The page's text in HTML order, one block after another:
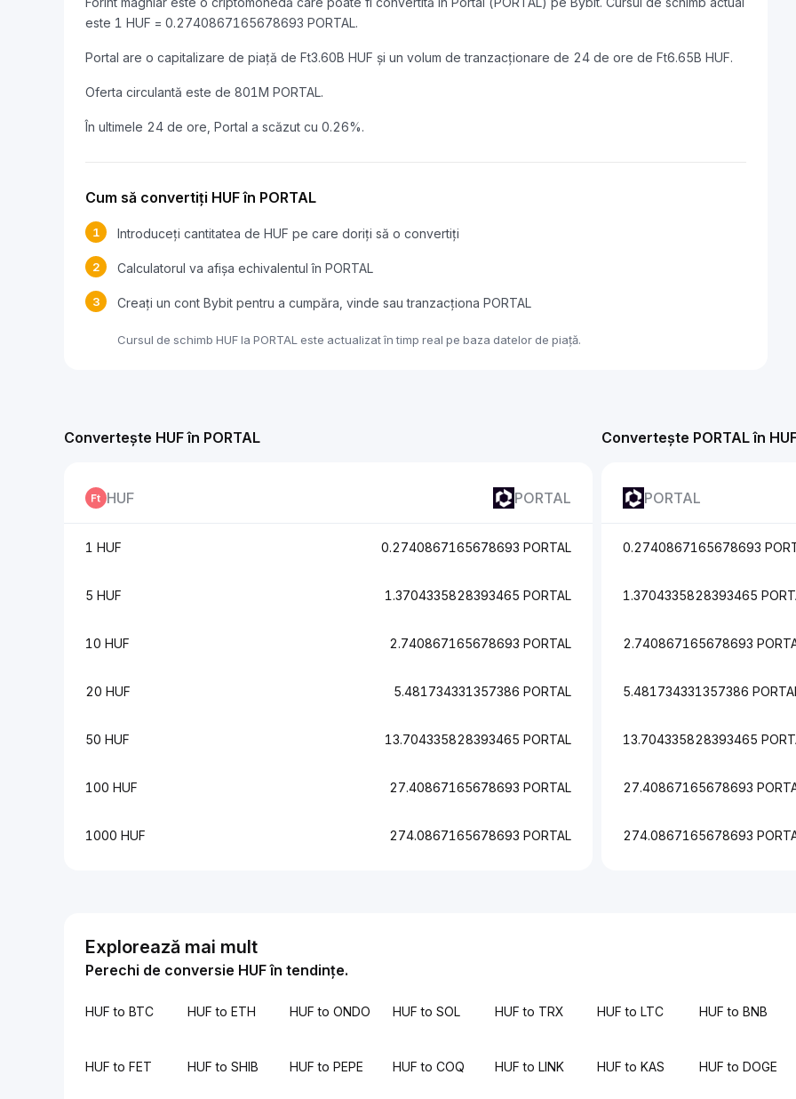
este 1 HUF = 0.2740867165678693 PORTAL.
Portal are o capitalizare de piață de Ft3.60B HUF și un volum de tranzacționare de 24 de ore de Ft6.65B HUF.
Oferta circulantă este de 801M PORTAL.
În ultimele 24 de ore, Portal a scăzut cu 0.26%.
Cum să convertiți HUF în PORTAL
1 Introduceți cantitatea de HUF pe care doriți să o convertiți
2 Calculatorul va afișa echivalentul în PORTAL
3 Creați un cont Bybit pentru a cumpăra, vinde sau tranzacționa PORTAL
Cursul de schimb HUF la PORTAL este actualizat în timp real pe baza datelor de piață.
Convertește PORTAL în
PORTAL
0.2740867165678693
1.3704335828393465
2.740867165678693
5.481734331357386
13.704335828393465
27.40867165678693
274.0867165678693
Convertește HUF în PORTAL
HUF PORTAL
1 HUF 0.2740867165678693 PORTAL
5 HUF 1.3704335828393465 PORTAL
10 HUF 2.740867165678693 PORTAL
20 HUF 5.481734331357386 PORTAL
50 HUF 13.704335828393465 PORTAL
100 HUF 27.40867165678693 PORTAL
1000 HUF 274.0867165678693 PORTAL
Explorează mai mult
Perechi de conversie HUF în tendințe.
HUF to BTC HUF to ETH HUF to ONDO HUF to SOL HUF to TRX HUF to LTC HUF to BNB
HUF to FET HUF to SHIB HUF to PEPE HUF to COQ HUF to LINK HUF to KAS HUF to DOGE